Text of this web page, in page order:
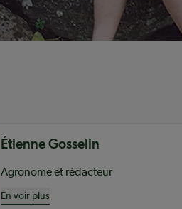
Étienne Gosselin
Agronome et rédacteur
En voir plus